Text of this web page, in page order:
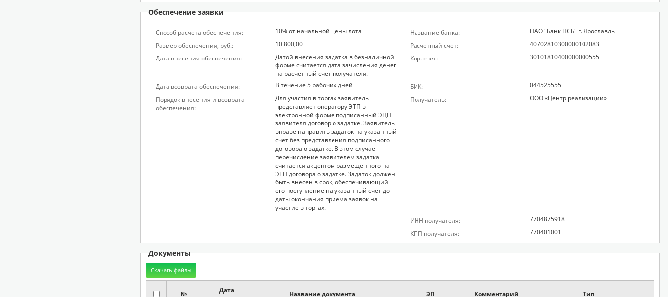
Обеспечение заявки
Способ расчета обеспечения: 10% от начальной цены лота Название банка:
ПАО "Банк ПСБ" г. Ярославль
Размер обеспечения, руб.:
10 800,00 Расчетный счет:
40702810300000102083
Дата внесения обеспечения:
Датой внесения задатка в безналичной
форме считается дата зачисления денег
на расчетный счет получателя.
Кор. счет: 30101810400000000555
Дата возврата обеспечения: В течение 5 рабочих дней БИК:
044525555
Порядок внесения и возврата
обеспечения:
Для участия в торгах заявитель
представляет оператору ЭТП в
электронной форме подписанный ЭЦП
заявителя договор о задатке. Заявитель
вправе направить задаток на указанный
счет без представления подписанного
договора о задатке. В этом случае
перечисление заявителем задатка
считается акцептом размещенного на
ЭТП договора о задатке. Задаток должен
быть внесен в срок, обеспечивающий
его поступление на указанный счет до
даты окончания приема заявок на
участие в торгах.
Получатель: ООО «Центр реализации»
ИНН получателя:
7704875918
КПП получателя:
770401001
Документы
№
Дата
Название документа ЭП Комментарий Тип